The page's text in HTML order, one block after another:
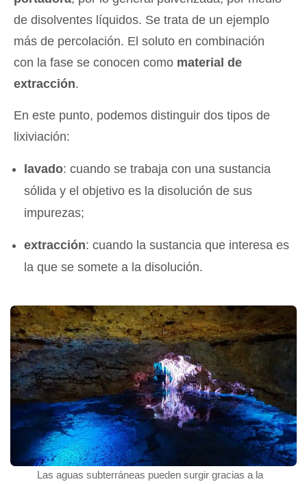
de disolventes líquidos. Se trata de un ejemplo
más de percolación. El soluto en combinación
con la fase se conocen como material de
extracción.
En este punto, podemos distinguir dos tipos de
lixiviación:
lavado: cuando se trabaja con una sustancia
sólida y el objetivo es la disolución de sus
impurezas;
extracción: cuando la sustancia que interesa es
la que se somete a la disolución.
Las aguas subterráneas pueden surgir gracias a la